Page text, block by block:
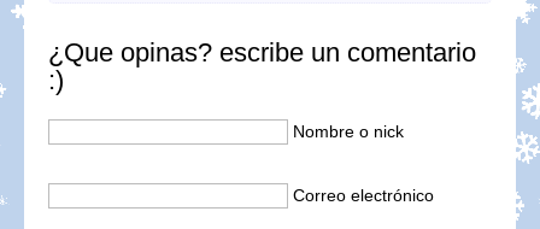
¿Que opinas? escribe un comentario
:)
Nombre o nick
Correo electrónico